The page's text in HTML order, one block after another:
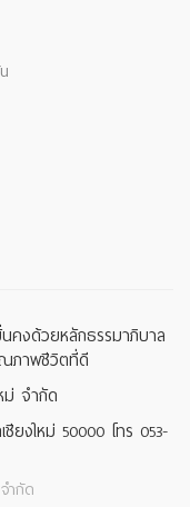
คงด้วยหลักธรรมาภิบาล
ภาพชีวิตที่ดี
ม่ จำกัด
ยงใหม่ 50000 โทร 053-
ำกัด